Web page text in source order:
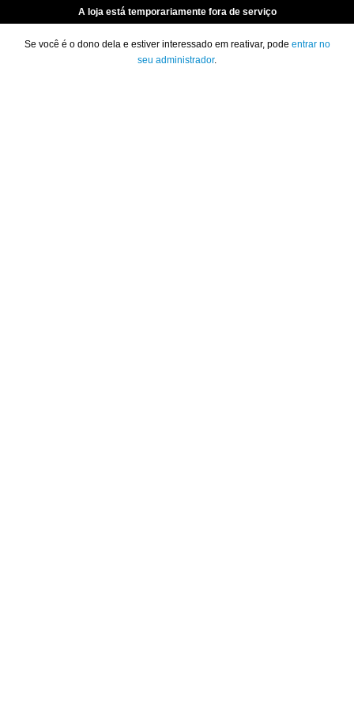
A loja está temporariamente fora de serviço
Se você é o dono dela e estiver interessado em reativar, pode entrar no
seu administrador.